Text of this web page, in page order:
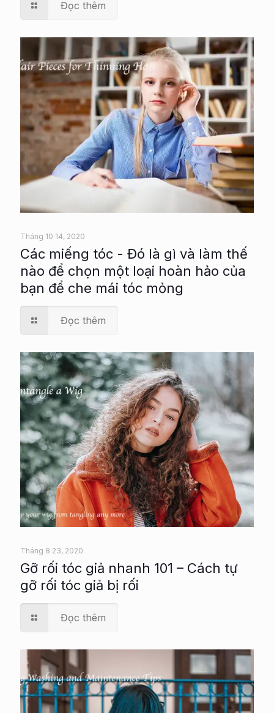
Đọc thêm
Tháng 10 14, 2020
Các miếng tóc - Đó là gì và làm thế
nào để chọn một loại hoàn hảo của
bạn để che mái tóc mỏng
Đọc thêm
Tháng 8 23, 2020
Gỡ rối tóc giả nhanh 101 – Cách tự
gỡ rối tóc giả bị rối
Đọc thêm